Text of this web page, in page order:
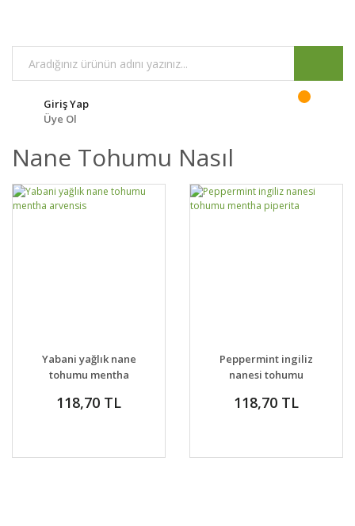
Giriş Yap
Üye Ol
Nane Tohumu Nasıl
DETAYLAR SEPETE EKLE
Yabani yağlık nane
tohumu mentha
118,70 TL
DETAYLAR SEPETE EKLE
Peppermint ingiliz
nanesi tohumu
118,70 TL